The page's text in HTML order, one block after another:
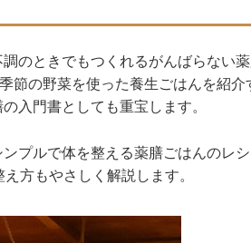
のときでもつくれるがんばらない
節の野菜を使った養生ごはんを紹介
入門書としても重宝します。
プルで体を整える薬膳ごはんのレ
方もやさしく解説します。